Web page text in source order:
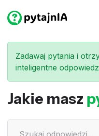
Zadawaj pytania i
inteligentne
Jakie masz